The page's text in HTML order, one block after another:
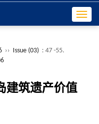
›› Issue (03) : 47 -55.
建筑遗产价值